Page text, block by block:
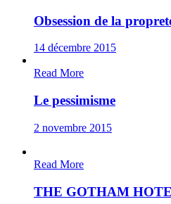
Obsession de la
14 décembre 2015
Read More
Le pessimisme
2 novembre 2015
Read More
THE GOTHAM